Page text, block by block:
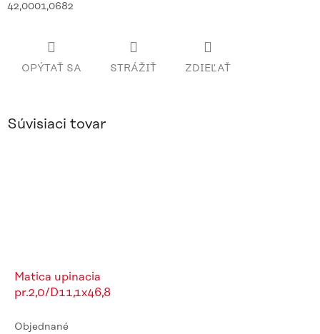
42,0001,0682
OPÝTAŤ SA STRÁŽIŤ ZDIEĽAŤ
Súvisiaci tovar
Matica upinacia
pr.2,0/D11,1x46,8
Objednané